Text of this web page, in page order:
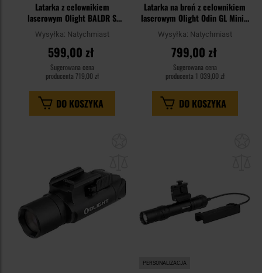
Latarka z celownikiem
laserowym Olight BALDR S
Desert Tan - 800 lumenów,
Green Laser
Wysyłka: Natychmiast
599,00 zł
Sugerowana cena
producenta 719,00 zł
DO KOSZYKA
Latarka na broń z celownikiem
laserowym Olight Odin GL Mini z
montażem - 1000 lumenów
Wysyłka: Natychmiast
799,00 zł
Sugerowana cena
producenta 1 039,00 zł
DO KOSZYKA
PERSONALIZACJA